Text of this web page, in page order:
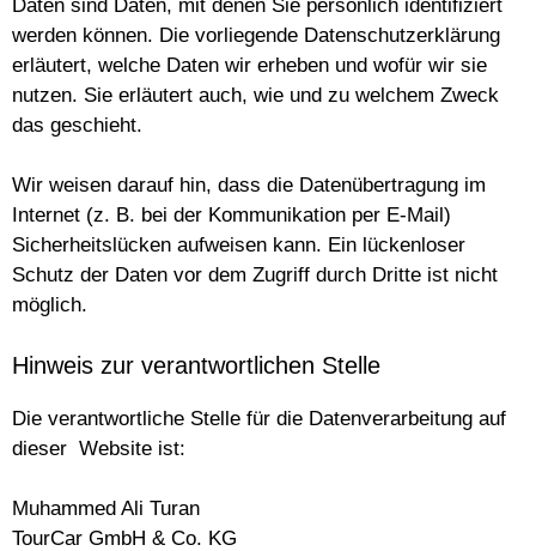
Daten sind Daten, mit denen Sie persönlich identifiziert
werden können. Die vorliegende Datenschutzerklärung
erläutert, welche Daten wir erheben und wofür wir sie
nutzen. Sie erläutert auch, wie und zu welchem Zweck
das geschieht.
Wir weisen darauf hin, dass die Datenübertragung im
Internet (z. B. bei der Kommunikation per E-Mail)
Sicherheitslücken aufweisen kann. Ein lückenloser
Schutz der Daten vor dem Zugriff durch Dritte ist nicht
möglich.
Hinweis zur verantwortlichen Stelle
Die verantwortliche Stelle für die Datenverarbeitung auf
dieser Website ist:
Muhammed Ali Turan
TourCar GmbH & Co. KG